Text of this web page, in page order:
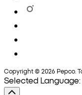
Copyright © 2026 Pepco.
Selected Language: